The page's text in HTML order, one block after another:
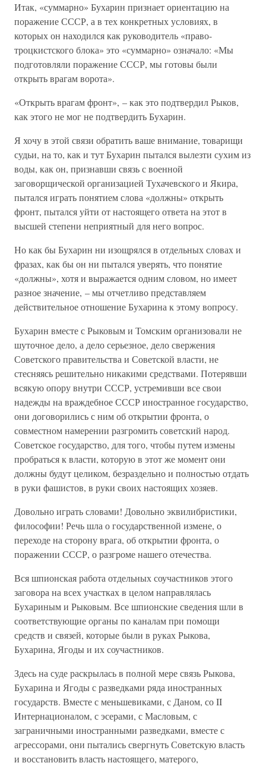
Итак, «суммарно» Бухарин признает ориентацию на
поражение СССР, а в тех конкретных условиях, в
которых он находился как руководитель «право-
троцкистского блока» это «суммарно» означало: «Мы
подготовляли поражение СССР, мы готовы были
открыть врагам ворота».
«Открыть врагам фронт», – как это подтвердил Рыков,
как этого не мог не подтвердить Бухарин.
Я хочу в этой связи обратить ваше внимание, товарищи
судьи, на то, как и тут Бухарин пытался вылезти сухим из
воды, как он, признавши связь с военной
заговорщической организацией Тухачевского и Якира,
пытался играть понятием слова «должны» открыть
фронт, пытался уйти от настоящего ответа на этот в
высшей степени неприятный для него вопрос.
Но как бы Бухарин ни изощрялся в отдельных словах и
фразах, как бы он ни пытался уверять, что понятие
«должны», хотя и выражается одним словом, но имеет
разное значение, – мы отчетливо представляем
действительное отношение Бухарина к этому вопросу.
Бухарин вместе с Рыковым и Томским организовали не
шуточное дело, а дело серьезное, дело свержения
Советского правительства и Советской власти, не
стесняясь решительно никакими средствами. Потерявши
всякую опору внутри СССР, устремивши все свои
надежды на враждебное СССР иностранное государство,
они договорились с ним об открытии фронта, о
совместном намерении разгромить советский народ.
Советское государство, для того, чтобы путем измены
пробраться к власти, которую в этот же момент они
должны будут целиком, безраздельно и полностью отдать
в руки фашистов, в руки своих настоящих хозяев.
Довольно играть словами! Довольно эквилибристики,
философии! Речь шла о государственной измене, о
переходе на сторону врага, об открытии фронта, о
поражении СССР, о разгроме нашего отечества.
Вся шпионская работа отдельных соучастников этого
заговора на всех участках в целом направлялась
Бухариным и Рыковым. Все шпионские сведения шли в
соответствующие органы по каналам при помощи
средств и связей, которые были в руках Рыкова,
Бухарина, Ягоды и их соучастников.
Здесь на суде раскрылась в полной мере связь Рыкова,
Бухарина и Ягоды с разведками ряда иностранных
государств. Вместе с меньшевиками, с Даном, со II
Интернационалом, с эсерами, с Масловым, с
заграничными иностранными разведками, вместе с
агрессорами, они пытались свергнуть Советскую власть
и восстановить власть настоящего, матерого,